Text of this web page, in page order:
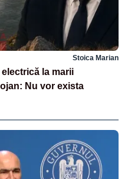
Stoica Marian
la marii
Nu vor exista